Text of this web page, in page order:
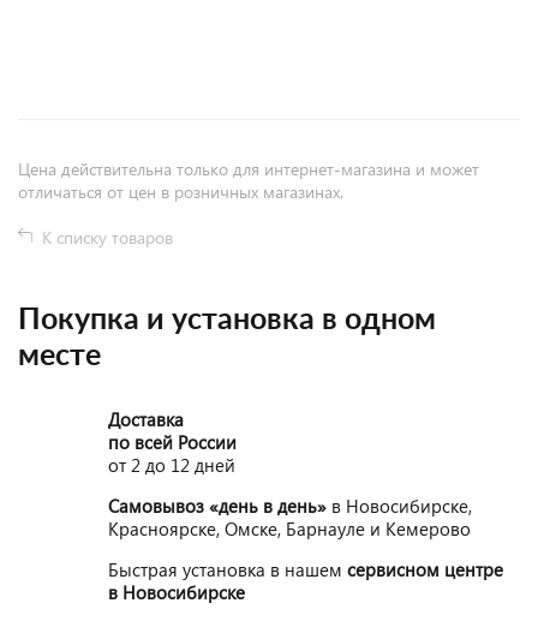
Цена действительна только для интернет-магазина и может
отличаться от цен в розничных магазинах.
К списку товаров
Покупка и установка в одном
месте
Доставка
по всей России
от 2 до 12 дней
Самовывоз «день в день» в Новосибирске,
Красноярске, Омске, Барнауле и Кемерово
Быстрая установка в нашем сервисном центре
в Новосибирске